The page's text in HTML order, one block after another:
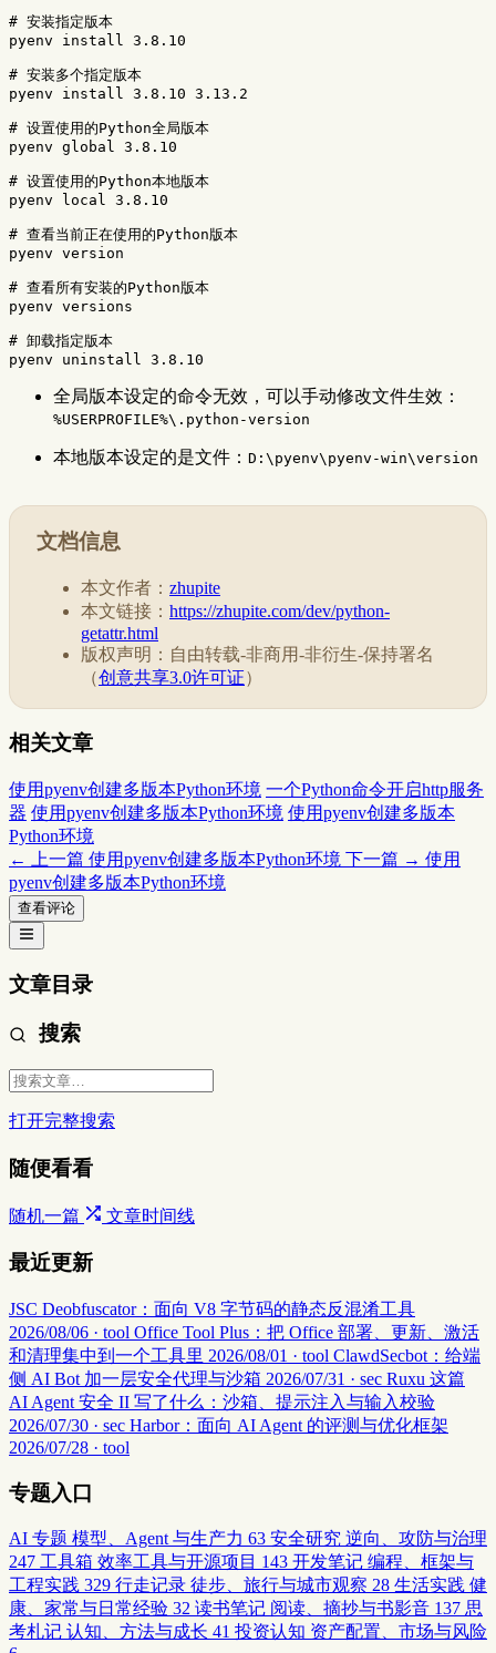
# 安装指定版本
pyenv install 3.8.10
# 安装多个指定版本
pyenv install 3.8.10 3.13.2
# 设置使用的Python全局版本
pyenv global 3.8.10
# 设置使用的Python本地版本
pyenv
local 3.8.10
# 查看当前正在使用的Python版本
pyenv version
# 查看所有安装的Python版本
pyenv versions
# 卸载指定版本
全局版本设定的命令无效，可以手动修改文件生效：
%USERPROFILE%\.python-version
本地版本设定的是文件： D:\pyenv\pyenv-win\version
文档信息
本文作者： zhupite
本文链接： https://zhupite.com/dev/python-
getattr.html
版权声明：自由转载-非商用-非衍生-保持署名
（创意共享3.0许可证）
相关文章
使用pyenv创建多版本Python环境 一个Python命令开启http服务
器 使用pyenv创建多版本Python环境 使用pyenv创建多版本
Python环境
← 上一篇 使用pyenv创建多版本Python环境 下一篇 → 使用
pyenv创建多版本Python环境
查看评论
文章目录
搜索
打开完整搜索
随便看看
随机一篇 文章时间线
最近更新
JSC Deobfuscator：面向 V8 字节码的静态反混淆工具
2026/08/06 · tool Office Tool Plus：把 Office 部署、更新、激活
和清理集中到一个工具里 2026/08/01 · tool ClawdSecbot：给端
侧 AI Bot 加一层安全代理与沙箱 2026/07/31 · sec Ruxu 这篇
AI Agent 安全 II 写了什么：沙箱、提示注入与输入校验
2026/07/30 · sec Harbor：面向 AI Agent 的评测与优化框架
2026/07/28 · tool
专题入口
AI 专题 模型、Agent 与生产力 63 安全研究 逆向、攻防与治理
247 工具箱 效率工具与开源项目 143 开发笔记 编程、框架与
工程实践 329 行走记录 徒步、旅行与城市观察 28 生活实践 健
康、家常与日常经验 32 读书笔记 阅读、摘抄与书影音 137 思
考札记 认知、方法与成长 41 投资认知 资产配置、市场与风险